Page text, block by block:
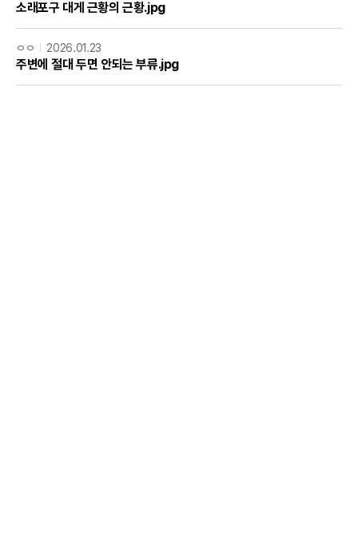
소래포구 대게 근황의 근황.jpg
ㅇㅇ 2026.01.23
주변에 절대 두면 안되는 부류.jpg